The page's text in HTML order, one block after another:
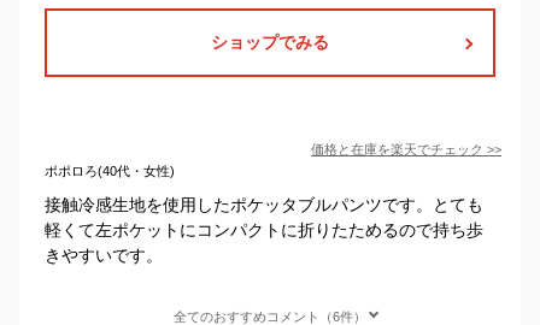
ショップでみる
価格と在庫を楽天でチェック >>
ポポロろ(40代・女性)
接触冷感生地を使用したポケッタブルパンツです。とても
軽くて左ポケットにコンパクトに折りたためるので持ち歩
きやすいです。
全てのおすすめコメント（6件）